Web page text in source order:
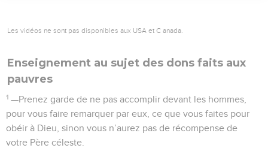
Les vidéos ne sont pas disponibles aux USA et C anada.
Enseignement au sujet des dons faits aux
pauvres
1 —Prenez garde de ne pas accomplir devant les hommes,
pour vous faire remarquer par eux, ce que vous faites pour
obéir à Dieu, sinon vous n’aurez pas de récompense de
votre Père céleste.